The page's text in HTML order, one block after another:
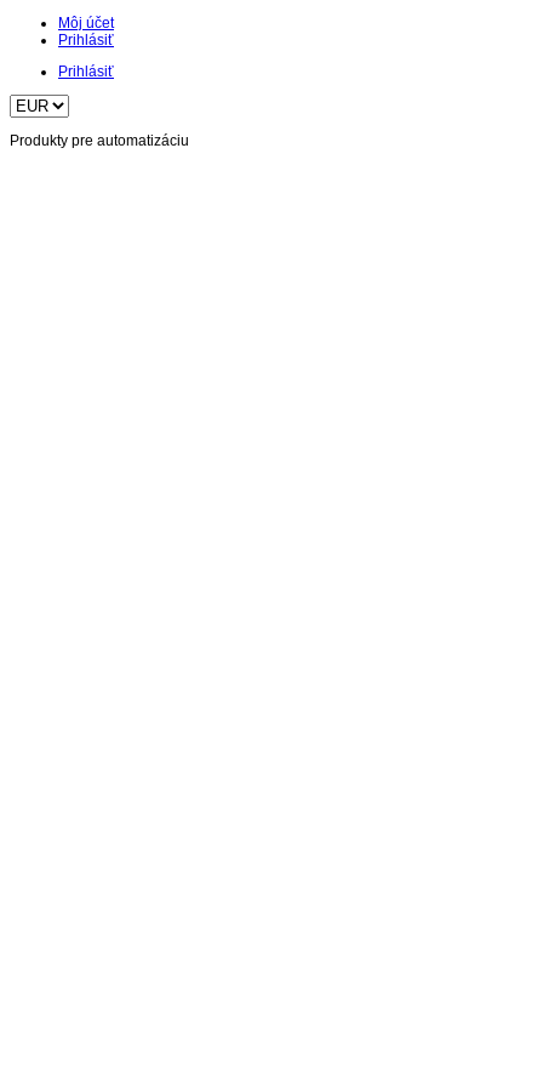
Môj účet
Prihlásiť
Prihlásiť
Produkty pre automatizáciu